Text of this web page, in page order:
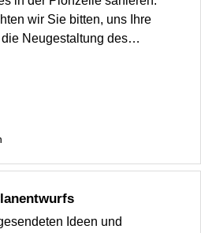
wir Sie bitten, uns Ihre
die Neugestaltung des…
Ideen und